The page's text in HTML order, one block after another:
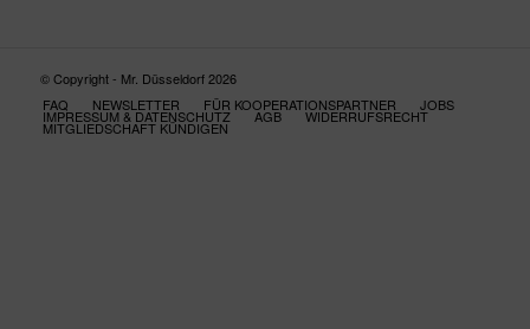
© Copyright - Mr. Düsseldorf 2026
FAQ
NEWSLETTER FÜR KOOPERATIONSPARTNER JOBS
IMPRESSUM & DATENSCHUTZ AGB WIDERRUFSRECHT
MITGLIEDSCHAFT KÜNDIGEN